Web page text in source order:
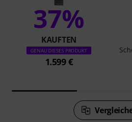
37%
KAUFTEN
GENAU DIESES PRODUKT
1.599 €